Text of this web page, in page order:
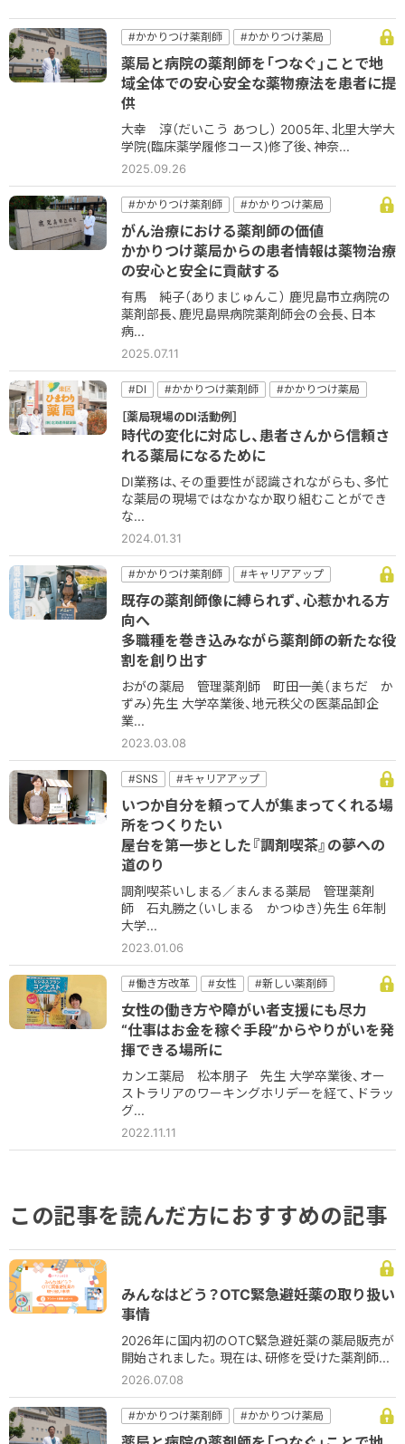
#かかりつけ薬剤師
#かかりつけ薬局
#コミュニケーション
#病院
#薬薬連携
薬局と病院の薬剤師を「つなぐ」ことで地
域全体での安心安全な薬物療法を患者に提
供
大幸 淳（だいこう あつし） 2005年、北里大学大
学院(臨床薬学履修コース)修了後、神奈...
2025.09.26
#かかりつけ薬剤師
#かかりつけ薬局
#コミュニケーション
#他職種
#病院
#病院薬剤師
がん治療における薬剤師の価値
かかりつけ薬局からの患者情報は薬物治療
の安心と安全に貢献する
有馬 純子（ありまじゅんこ） 鹿児島市立病院の
薬剤部長、鹿児島県病院薬剤師会の会長、日本
病...
2025.07.11
#DI #かかりつけ薬剤師
#かかりつけ薬局
#服薬指導
［薬局現場のDI活動例］
時代の変化に対応し、患者さんから信頼さ
れる薬局になるために
DI業務は、その重要性が認識されながらも、多忙
な薬局の現場ではなかなか取り組むことができ
な...
2024.01.31
#かかりつけ薬剤師
#キャリアアップ
#コミュニケーション
＃他職種
#健康サポート
#在宅
#地域密着
#新しい薬剤師
既存の薬剤師像に縛られず、心惹かれる方
向へ
多職種を巻き込みながら薬剤師の新たな役
割を創り出す
おがの薬局 管理薬剤師 町田一美（まちだ か
ずみ）先生 大学卒業後、地元秩父の医薬品卸企
業...
2023.03.08
#SNS
#キャリアアップ
#コミュニケーション
＃他職種
#新しい薬剤師
#経営
いつか自分を頼って人が集まってくれる場
所をつくりたい
屋台を第一歩とした『調剤喫茶』の夢への
道のり
調剤喫茶いしまる／まんまる薬局 管理薬剤
師 石丸勝之（いしまる かつゆき）先生 6年制
大学...
2023.01.06
#働き方改革 #女性
#新しい薬剤師
#薬局
女性の働き方や障がい者支援にも尽力
“仕事はお金を稼ぐ手段”からやりがいを発
揮できる場所に
カンエ薬局 松本朋子 先生 大学卒業後、オー
ストラリアのワーキングホリデーを経て、ドラッ
グ...
2022.11.11
この記事を読んだ方におすすめの記事
みんなはどう？OTC緊急避妊薬の取り扱い
事情
2026年に国内初のOTC緊急避妊薬の薬局販売が
開始されました。現在は、研修を受けた薬剤師...
2026.07.08
#かかりつけ薬剤師
#かかりつけ薬局
#コミュニケーション
#病院